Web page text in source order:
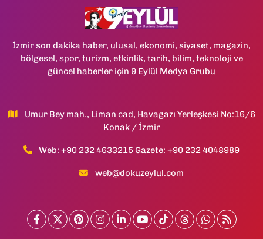
İzmir son dakika haber, ulusal, ekonomi, siyaset, magazin,
bölgesel, spor, turizm, etkinlik, tarih, bilim, teknoloji ve
güncel haberler için 9 Eylül Medya Grubu
Umur Bey mah., Liman cad, Havagazı Yerleşkesi No:16/6
Konak / İzmir
Web: +90 232 4633215 Gazete: +90 232 4048989
web@dokuzeylul.com